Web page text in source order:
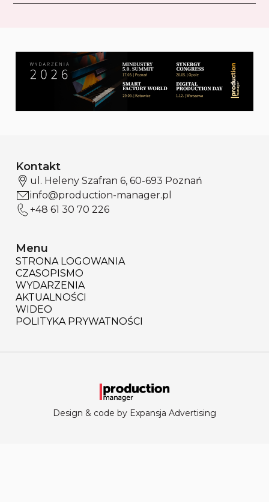
Kontakt
ul. Heleny Szafran 6, 60-693 Poznań
info@production-manager.pl
+48 61 30 70 226
Menu
STRONA LOGOWANIA
CZASOPISMO
WYDARZENIA
AKTUALNOŚCI
WIDEO
POLITYKA PRYWATNOŚCI
Design & code by Expansja Advertising